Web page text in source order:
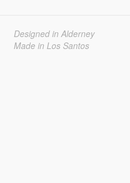
Designed in Alderney
Made in Los Santos